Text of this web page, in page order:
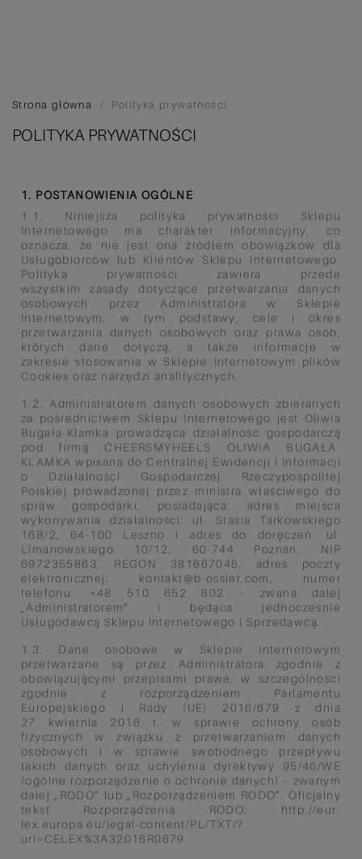
Strona główna Polityka prywatności
POLITYKA PRYWATNOŚCI
1. POSTANOWIENIA OGÓLNE
1.1. Niniejsza polityka prywatności Sklepu
Internetowego ma charakter informacyjny, co
oznacza, że nie jest ona źródłem obowiązków dla
Usługobiorców lub Klientów Sklepu Internetowego.
Polityka prywatności zawiera przede
wszystkim zasady dotyczące przetwarzania danych
osobowych przez Administratora w Sklepie
Internetowym, w tym podstawy, cele i okres
przetwarzania danych osobowych oraz prawa osób,
których dane dotyczą, a także informacje w
zakresie stosowania w Sklepie Internetowym plików
Cookies oraz narzędzi analitycznych.
1.2. Administratorem danych osobowych zbieranych
za pośrednictwem Sklepu Internetowego jest Oliwia
Bugała-Klamka prowadząca działalność gospodarczą
pod firmą CHEERSMYHEELS OLIWIA BUGAŁA-
KLAMKA wpisana do Centralnej Ewidencji i Informacji
o Działalności Gospodarczej Rzeczypospolitej
Polskiej prowadzonej przez ministra właściwego do
spraw gospodarki, posiadająca: adres miejsca
wykonywania działalności: ul. Stasia Tarkowskiego
16B/2, 64-100 Leszno i adres do doręczeń: ul.
Limanowskiego 10/12, 60-744 Poznań, NIP
6972355863, REGON 381667045, adres poczty
elektronicznej: kontakt@b-ossier.com, numer
telefonu: +48 510 652 602 – zwana dalej
„Administratorem” i będąca jednocześnie
Usługodawcą Sklepu Internetowego i Sprzedawcą.
1.3. Dane osobowe w Sklepie Internetowym
przetwarzane są przez Administratora zgodnie z
obowiązującymi przepisami prawa, w szczególności
zgodnie z rozporządzeniem Parlamentu
Europejskiego i Rady (UE) 2016/679 z dnia
27 kwietnia 2016 r. w sprawie ochrony osób
fizycznych w związku z przetwarzaniem danych
osobowych i w sprawie swobodnego przepływu
takich danych oraz uchylenia dyrektywy 95/46/WE
(ogólne rozporządzenie o ochronie danych) – zwanym
dalej „RODO” lub „Rozporządzeniem RODO”. Oficjalny
tekst Rozporządzenia RODO: http://eur-
lex.europa.eu/legal-content/PL/TXT/?
uri=CELEX%3A32016R0679